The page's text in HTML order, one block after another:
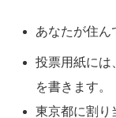
あなたが住ん
投票用紙には
を書きます。
東京都に割り